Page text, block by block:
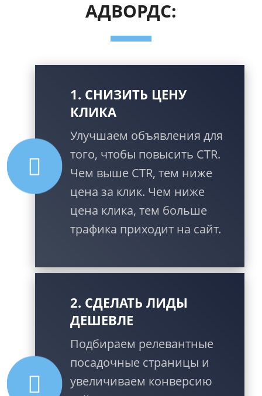
АДВОРДС:
1. СНИЗИТЬ ЦЕНУ
КЛИКА
Улучшаем объявления для
того, чтобы повысить CTR.
Чем выше CTR, тем ниже
цена за клик. Чем ниже
цена клика, тем больше
трафика приходит на сайт.
2. СДЕЛАТЬ ЛИДЫ
ДЕШЕВЛЕ
Подбираем релевантные
посадочные страницы и
увеличиваем конверсию